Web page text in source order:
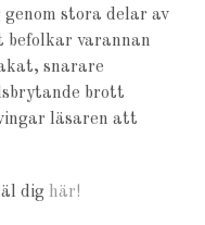
stora delar av
befolkar varannan
snarare
brott
läsaren att
dig här!